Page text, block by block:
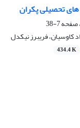
تحصیلی پکران
7-38
کاوسیان، فریبرز نیکدل
434.4 K